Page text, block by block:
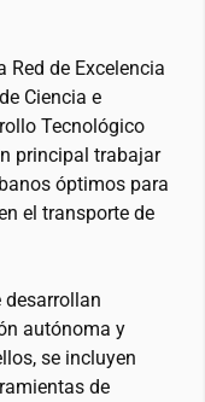
Red de Excelencia
Ciencia e
Tecnológico
principal trabajar
óptimos para
el transporte de
desarrollan
autónoma y
se incluyen
de